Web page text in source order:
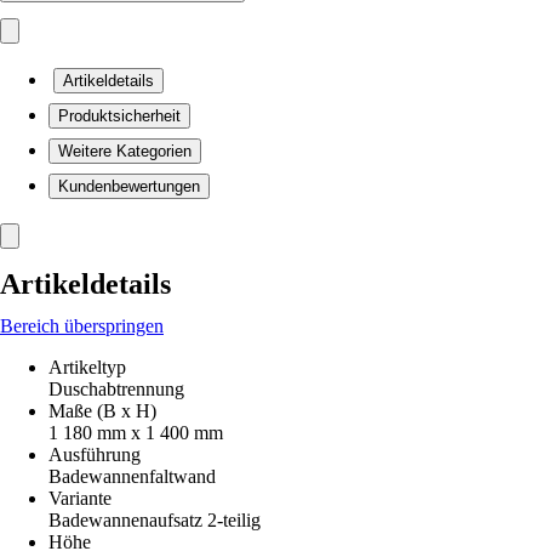
Artikeldetails
Produktsicherheit
Weitere Kategorien
Kundenbewertungen
Artikeldetails
Bereich überspringen
Artikeltyp
Duschabtrennung
Maße (B x H)
1 180 mm x 1 400 mm
Ausführung
Badewannenfaltwand
Variante
Badewannenaufsatz 2-teilig
Höhe